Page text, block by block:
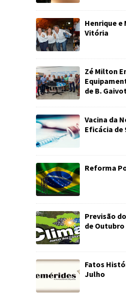
Henrique e
Vitória
Zé Milton
de B.
Vacina da
Eficácia de
Reforma
Previsão
de Outubro
Fatos
Julho